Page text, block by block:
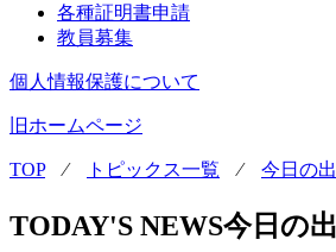
各種証明書申請
教員募集
個人情報保護について
旧ホームページ
TOP⁄ トピックス一覧 ⁄ 今日の
TODAY'S NEWS今日の